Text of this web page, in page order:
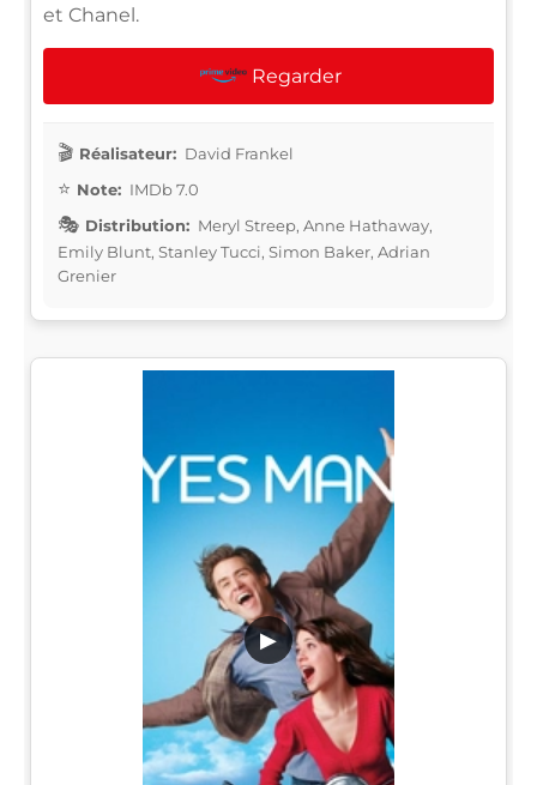
et Chanel.
Regarder
Réalisateur: David Frankel
Note: IMDb 7.0
Distribution: Meryl Streep, Anne Hathaway,
Emily Blunt, Stanley Tucci, Simon Baker, Adrian
Grenier
▶